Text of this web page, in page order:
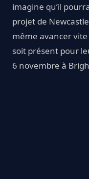
imagine qu’il
projet de
même avancer
soit présent pour
6 novembre à